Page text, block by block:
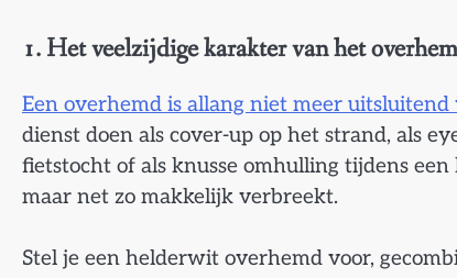
1. Het veelzijdige karakter van het
Een overhemd is allang niet meer
dienst doen als cover-up op het strand, als
fietstocht of als knusse omhulling tijdens
maar net zo makkelijk verbreekt.
Stel je een helderwit overhemd voor,